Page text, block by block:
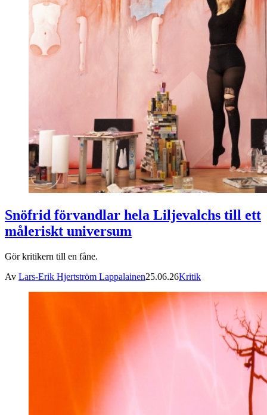
Snöfrid förvandlar hela Liljevalchs till ett
måleriskt universum
Gör kritikern till en fåne.
Av Lars-Erik Hjertström Lappalainen25.06.26Kritik